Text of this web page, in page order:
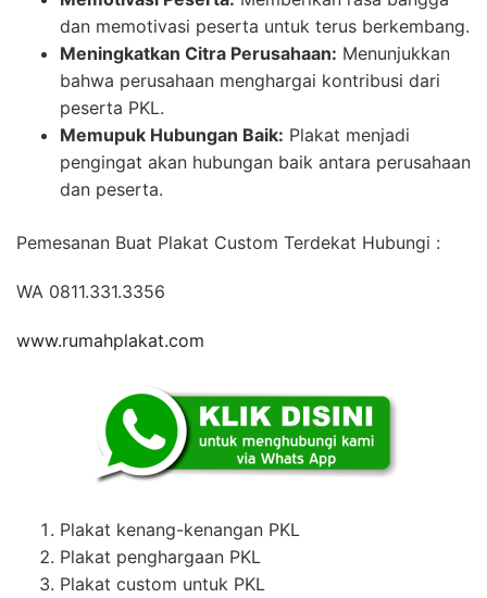
dan memotivasi peserta untuk terus berkembang.
Meningkatkan Citra Perusahaan: Menunjukkan
bahwa perusahaan menghargai kontribusi dari
peserta PKL.
Memupuk Hubungan Baik: Plakat menjadi
pengingat akan hubungan baik antara perusahaan
dan peserta.
Pemesanan Buat Plakat Custom Terdekat Hubungi :
WA 0811.331.3356
www.rumahplakat.com
Plakat kenang-kenangan PKL
Plakat penghargaan PKL
Plakat custom untuk PKL